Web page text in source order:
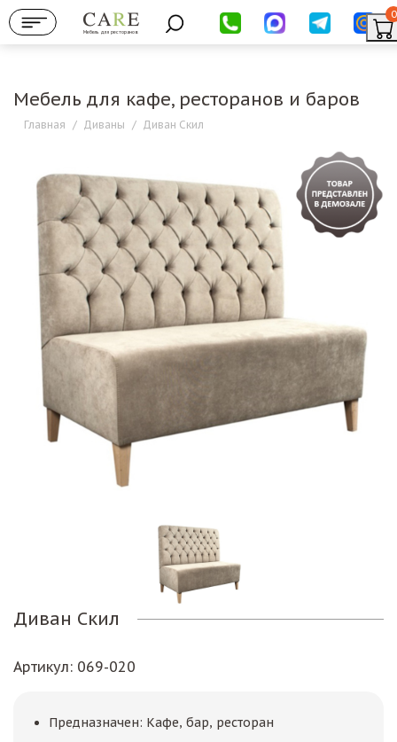
Мебель для ресторанов
0
Мебель для кафе, ресторанов и баров
Главная / Диваны / Диван Скил
Диван Скил
Артикул: 069-020
Предназначен: Кафе, бар, ресторан